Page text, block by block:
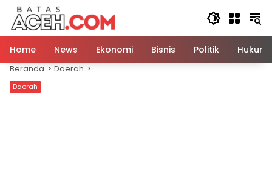
Langsung
konten
Home
News Ekonomi Bisnis Politik Hukum
Beranda Daerah
Daerah